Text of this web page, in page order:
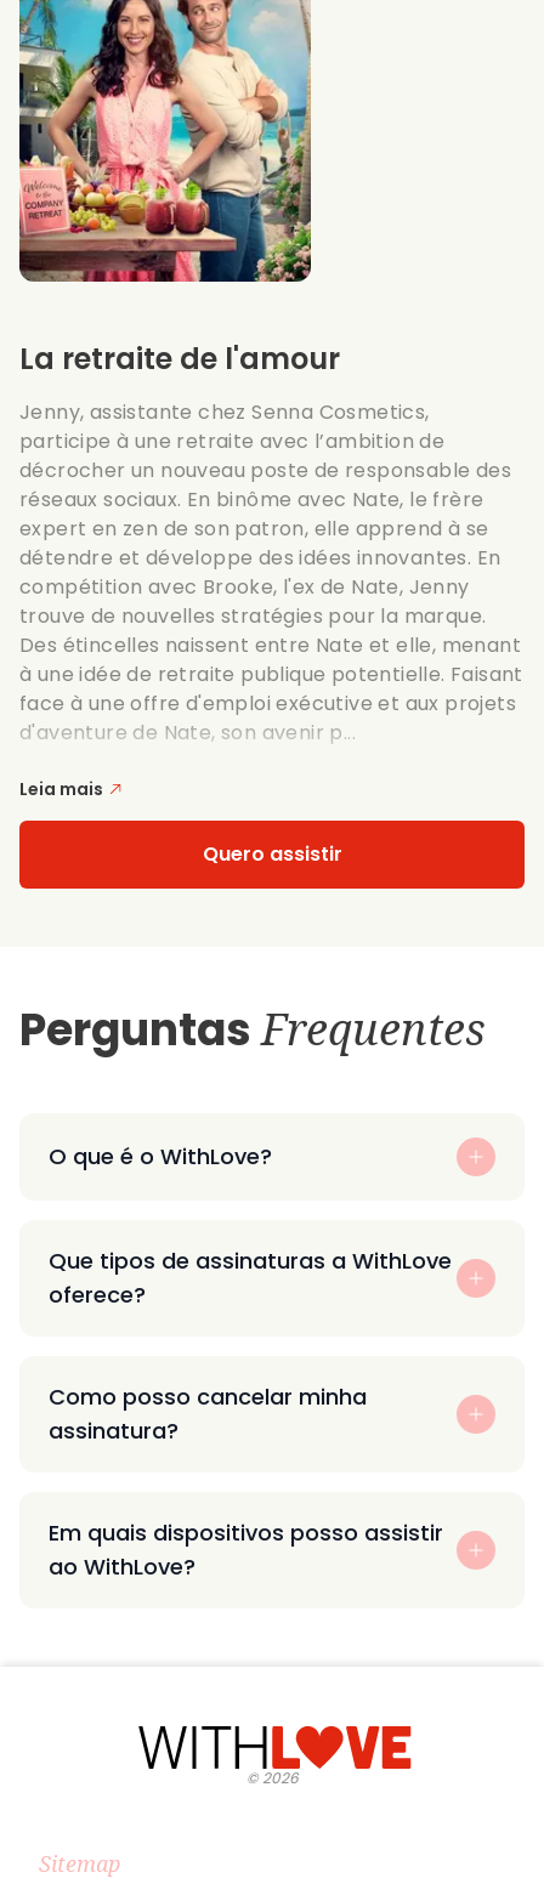
La retraite de l'amour
Jenny, assistante chez Senna Cosmetics,
participe à une retraite avec l’ambition de
décrocher un nouveau poste de responsable des
réseaux sociaux. En binôme avec Nate, le frère
expert en zen de son patron, elle apprend à se
détendre et développe des idées innovantes. En
compétition avec Brooke, l'ex de Nate, Jenny
trouve de nouvelles stratégies pour la marque.
Des étincelles naissent entre Nate et elle, menant
à une idée de retraite publique potentielle. Faisant
face à une offre d'emploi exécutive et aux projets
d'aventure de Nate, son avenir p...
Leia mais
Quero assistir
PerguntasFrequentes
O que é o WithLove?
Que tipos de assinaturas a WithLove
oferece?
Como posso cancelar minha
assinatura?
Em quais dispositivos posso assistir
ao WithLove?
©2026
Sitemap